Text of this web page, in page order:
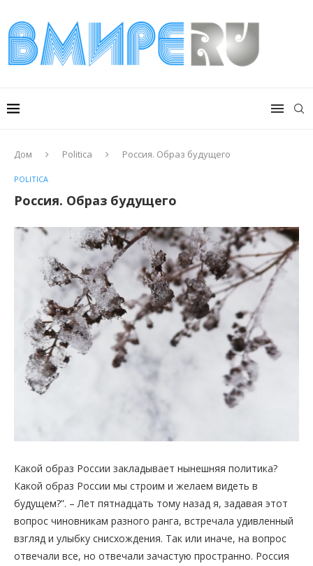
Дом Politica Россия. Образ будущего
POLITICA
Россия. Образ будущего
Какой образ России закладывает нынешняя политика?
Какой образ России мы строим и желаем видеть в
будущем?”. – Лет пятнадцать тому назад я, задавая этот
вопрос чиновникам разного ранга, встречала удивленный
взгляд и улыбку снисхождения. Так или иначе, на вопрос
отвечали все, но отвечали зачастую пространно. Россия